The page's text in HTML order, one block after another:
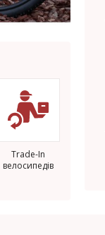
Trade-In
велосипедів